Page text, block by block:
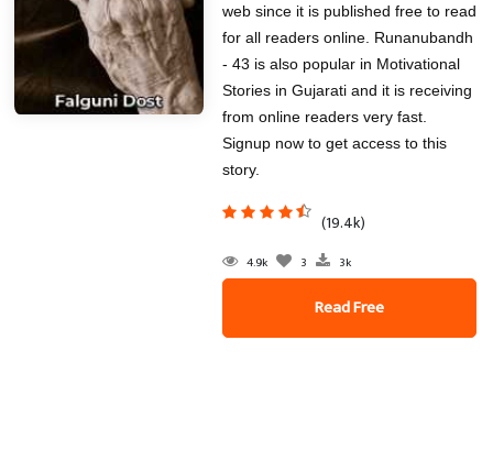
web since it is published free to read
for all readers online. Runanubandh
- 43 is also popular in Motivational
Stories in Gujarati and it is receiving
from online readers very fast.
Signup now to get access to this
story.
(19.4k)
4.9k 3 3k
Read Free